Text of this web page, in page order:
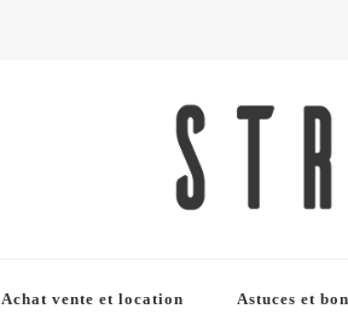
Achat vente et location Astuces et